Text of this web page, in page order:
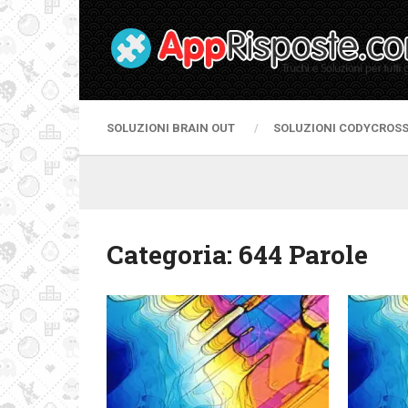
SOLUZIONI BRAIN OUT SOLUZIONI CODYCROSS
Categoria: 644 Parole